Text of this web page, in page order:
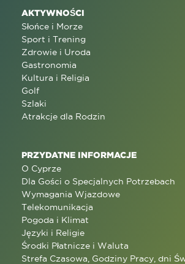
AKTYWNOŚCI
Słońce i Morze
Sport i Trening
Zdrowie i Uroda
Gastronomia
Kultura i Religia
Golf
Szlaki
Atrakcje dla Rodzin
PRZYDATNE INFORMACJE
O Cyprze
Dla Gości o Specjalnych Potrzebach
Wymagania Wjazdowe
Telekomunikacja
Pogoda i Klimat
Języki i Religie
Środki Płatnicze i Waluta
Strefa Czasowa, Godziny Pracy, dni